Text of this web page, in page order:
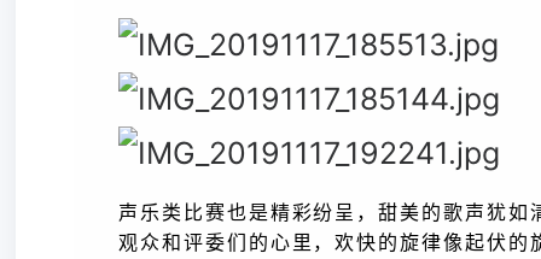
声乐类比赛也是精彩纷呈，甜美的歌声犹如
观众和评委们的心里，欢快的旋律像起伏的